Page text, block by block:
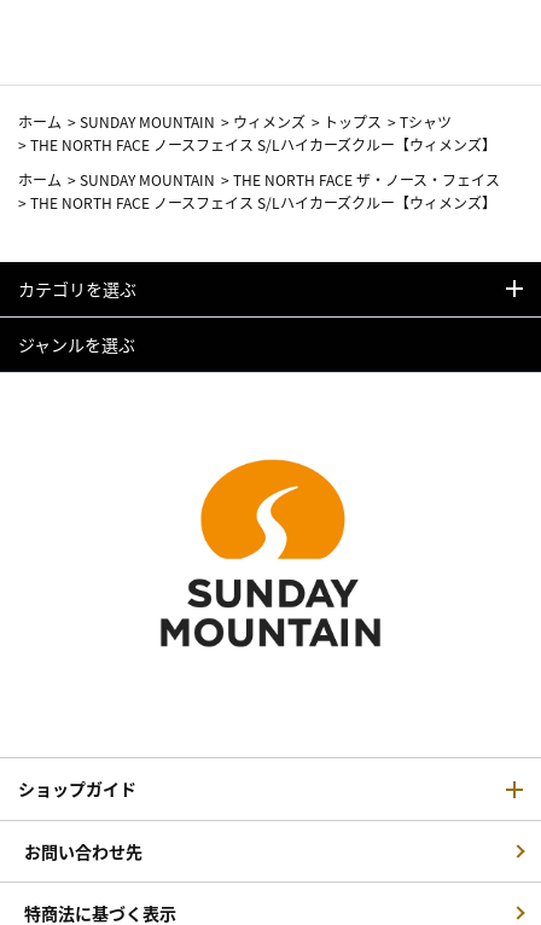
ホーム >SUNDAY MOUNTAIN > ウィメンズ > トップス >Tシャツ
>THE NORTH FACE ノースフェイス S/Lハイカーズクルー【ウィメンズ】
ホーム >SUNDAY MOUNTAIN >THE NORTH FACE ザ・ノース・フェイス
>THE NORTH FACE ノースフェイス S/Lハイカーズクルー【ウィメンズ】
カテゴリを選ぶ
ジャンルを選ぶ
ショップガイド
お問い合わせ先
特商法に基づく表示